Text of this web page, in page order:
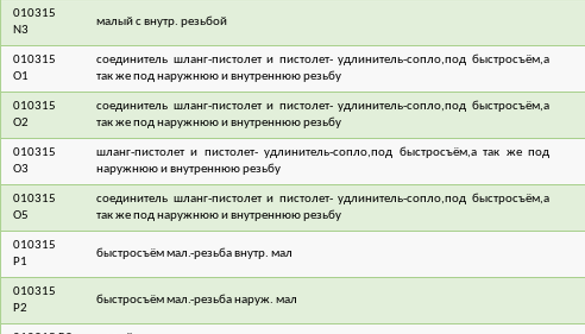
010315
N3
малый с внутр. резьбой
010315
O1
соединитель шланг-пистолет и пистолет- удлинитель-сопло,под быстросъём,а
так же под наружнюю и внутреннюю резьбу
010315
O2
соединитель шланг-пистолет и пистолет- удлинитель-сопло,под быстросъём,а
так же под наружнюю и внутреннюю резьбу
010315
O3
шланг-пистолет и пистолет- удлинитель-сопло,под быстросъём,а так же под
наружнюю и внутреннюю резьбу
010315
O5
соединитель шланг-пистолет и пистолет- удлинитель-сопло,под быстросъём,а
так же под наружнюю и внутреннюю резьбу
010315
P1
быстросъём мал.-резьба внутр. мал
010315
P2
быстросъём мал.-резьба наруж. мал
Электрический
обогреватель GRUNHELM
GPH-9
Насос Гидроагрегат ВСН1-
550А
НТС4-